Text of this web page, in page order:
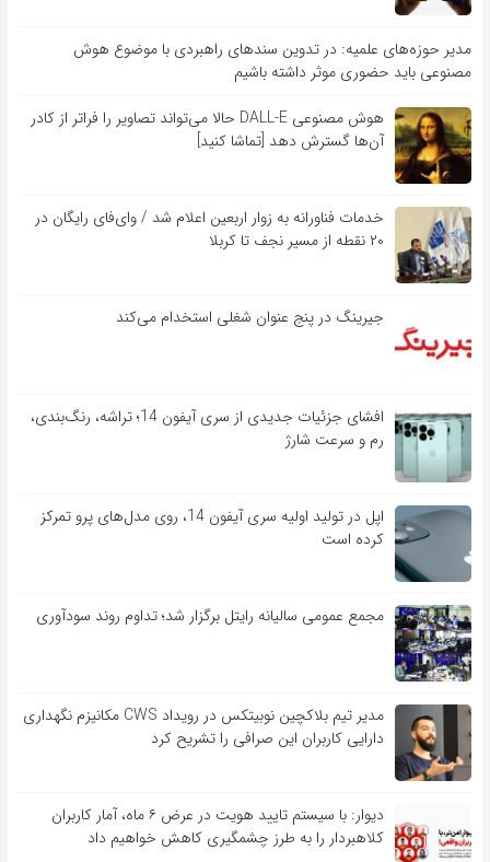
مدیر حوزه‌های علمیه: در تدوین سندهای راهبردی با موضوع هوش
مصنوعی باید حضوری موثر داشته باشیم
هوش مصنوعی DALL-E حالا می‌تواند تصاویر را فراتر از کادر
آن‌ها گسترش دهد [تماشا کنید]
خدمات فناورانه به زوار اربعین اعلام شد / وای‌فای رایگان در
۲۰ نقطه از مسیر نجف تا کربلا
جیرینگ در پنج عنوان شغلی استخدام می‌کند
افشای جزئیات جدیدی از سری آیفون 14؛ تراشه، رنگ‌بندی،
رم و سرعت شارژ
اپل در تولید اولیه سری آیفون 14، روی مدل‌های پرو تمرکز
کرده است
مجمع عمومی سالیانه رایتل برگزار شد؛ تداوم روند سودآوری
مدیر تیم بلاکچین نوبیتکس در رویداد CWS مکانیزم نگهداری
دارایی کاربران این صرافی را تشریح کرد
دیوار: با سیستم تایید هویت در عرض ۶ ماه، آمار کاربران
کلاهبردار را به طرز چشمگیری کاهش خواهیم داد